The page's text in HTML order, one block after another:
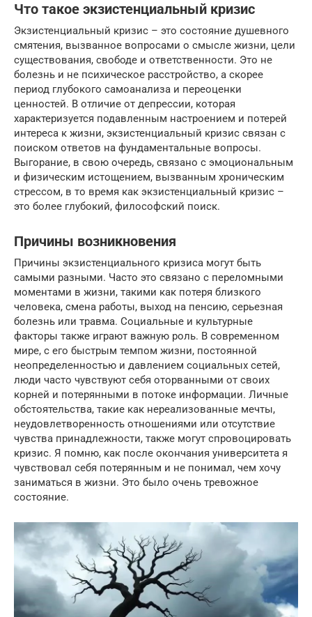
Что такое экзистенциальный кризис
Экзистенциальный кризис – это состояние душевного
смятения, вызванное вопросами о смысле жизни, цели
существования, свободе и ответственности. Это не
болезнь и не психическое расстройство, а скорее
период глубокого самоанализа и переоценки
ценностей. В отличие от депрессии, которая
характеризуется подавленным настроением и потерей
интереса к жизни, экзистенциальный кризис связан с
поиском ответов на фундаментальные вопросы.
Выгорание, в свою очередь, связано с эмоциональным
и физическим истощением, вызванным хроническим
стрессом, в то время как экзистенциальный кризис –
это более глубокий, философский поиск.
Причины возникновения
Причины экзистенциального кризиса могут быть
самыми разными. Часто это связано с переломными
моментами в жизни, такими как потеря близкого
человека, смена работы, выход на пенсию, серьезная
болезнь или травма. Социальные и культурные
факторы также играют важную роль. В современном
мире, с его быстрым темпом жизни, постоянной
неопределенностью и давлением социальных сетей,
люди часто чувствуют себя оторванными от своих
корней и потерянными в потоке информации. Личные
обстоятельства, такие как нереализованные мечты,
неудовлетворенность отношениями или отсутствие
чувства принадлежности, также могут спровоцировать
кризис. Я помню, как после окончания университета я
чувствовал себя потерянным и не понимал, чем хочу
заниматься в жизни. Это было очень тревожное
состояние.